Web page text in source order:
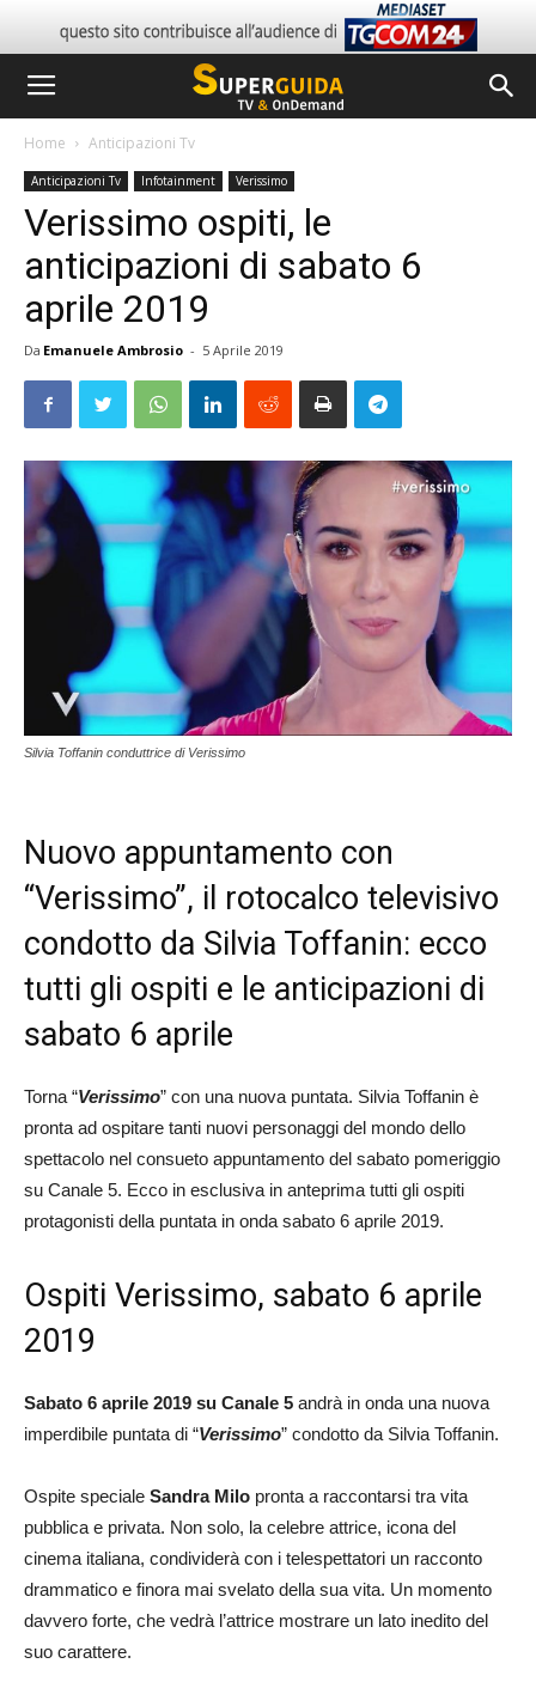
Home Anticipazioni Tv
Anticipazioni Tv Infotainment Verissimo
Verissimo ospiti, le
anticipazioni di sabato 6
aprile 2019
Da Emanuele Ambrosio - 5 Aprile 2019
Silvia Toffanin conduttrice di Verissimo
Nuovo appuntamento con
“Verissimo”, il rotocalco televisivo
condotto da Silvia Toffanin: ecco
tutti gli ospiti e le anticipazioni di
sabato 6 aprile
Torna “Verissimo” con una nuova puntata. Silvia Toffanin è
pronta ad ospitare tanti nuovi personaggi del mondo dello
spettacolo nel consueto appuntamento del sabato pomeriggio
su Canale 5. Ecco in esclusiva in anteprima tutti gli ospiti
protagonisti della puntata in onda sabato 6 aprile 2019.
Ospiti Verissimo, sabato 6 aprile
2019
Sabato 6 aprile 2019 su Canale 5 andrà in onda una nuova
imperdibile puntata di “Verissimo” condotto da Silvia Toffanin.
Ospite speciale Sandra Milo pronta a raccontarsi tra vita
pubblica e privata. Non solo, la celebre attrice, icona del
cinema italiana, condividerà con i telespettatori un racconto
drammatico e finora mai svelato della sua vita. Un momento
davvero forte, che vedrà l’attrice mostrare un lato inedito del
suo carattere.